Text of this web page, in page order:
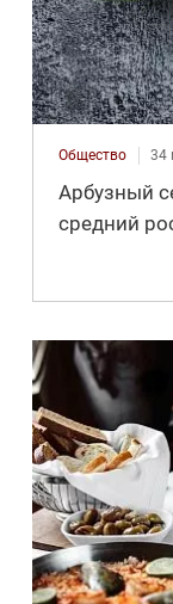
Общество 34
Арбузный
средний